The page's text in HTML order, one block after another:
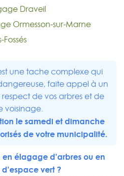
Draveil
Ormesson-sur-Marne
une tache complexe qui
faite appel à un
de vos arbres et de
voisinage.
le samedi et dimanche
de votre municipalité.
en élagage d'arbres ou en
vert ?